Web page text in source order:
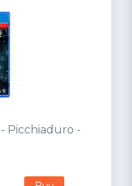
Picchiaduro -